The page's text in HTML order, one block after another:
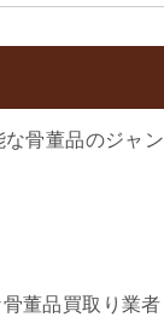
骨董品のジャン
董品買取り業者